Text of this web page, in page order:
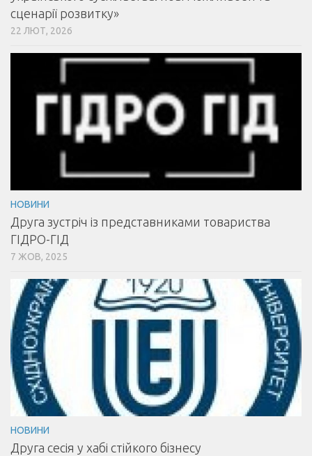
сценарії розвитку»
22 ЛЮТ, 2026
НОВИНИ
Друга зустріч із представниками товариства
ГІДРО-ГІД
7 ЖОВ, 2025
НОВИНИ
Друга сесія у хабі стійкого бізнесу